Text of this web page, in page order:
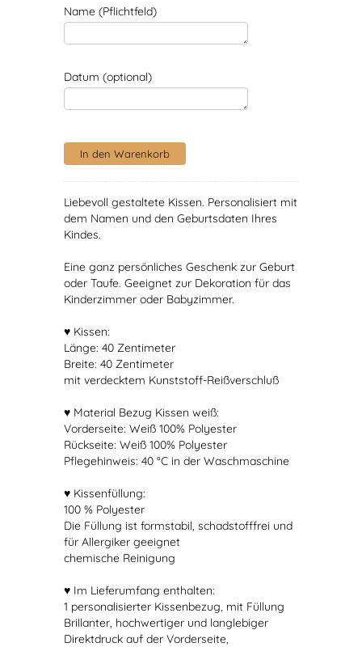
Name (Pflichtfeld)
Datum (optional)
Liebevoll gestaltete Kissen. Personalisiert mit
dem Namen und den Geburtsdaten Ihres
Kindes.
Eine ganz persönliches Geschenk zur Geburt
oder Taufe. Geeignet zur Dekoration für das
Kinderzimmer oder Babyzimmer.
♥ Kissen:
Länge: 40 Zentimeter
Breite: 40 Zentimeter
mit verdecktem Kunststoff-Reißverschluß
♥ Material Bezug Kissen weiß:
Vorderseite: Weiß 100% Polyester
Rückseite: Weiß 100% Polyester
Pflegehinweis: 40 °C in der Waschmaschine
♥ Kissenfüllung:
100 % Polyester
Die Füllung ist formstabil, schadstofffrei und
für Allergiker geeignet
chemische Reinigung
♥ Im Lieferumfang enthalten:
1 personalisierter Kissenbezug, mit Füllung
Brillanter, hochwertiger und langlebiger
Direktdruck auf der Vorderseite,